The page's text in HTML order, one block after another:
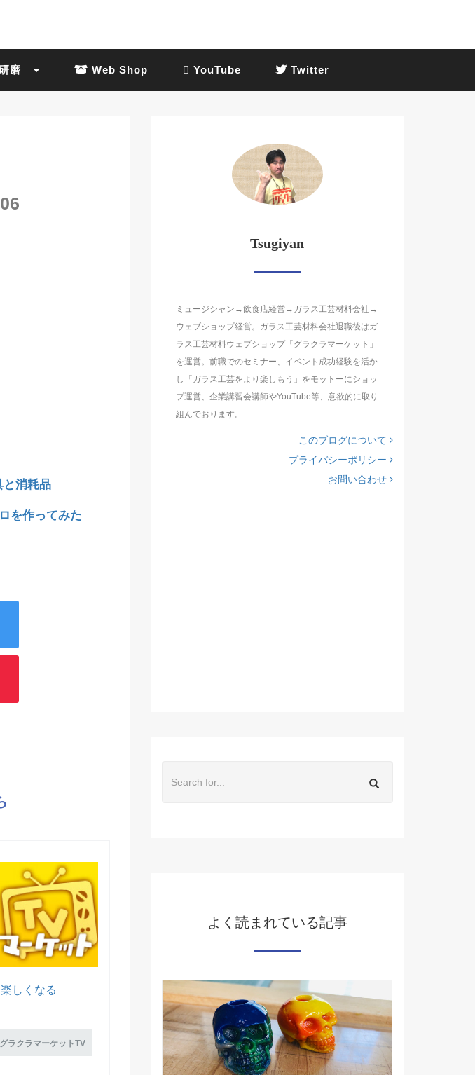
研磨 Web Shop YouTube Twitter
と消耗品
を作ってみた
しくなる
グラクラマーケットTV
Tsugiyan
ミュージシャン→飲食店経営→ガラス工芸材料会社→
ウェブショップ経営。ガラス工芸材料会社退職後はガ
ラス工芸材料ウェブショップ「グラクラマーケット」
を運営。前職でのセミナー、イベント成功経験を活か
し「ガラス工芸をより楽しもう」をモットーにショッ
プ運営、企業講習会講師やYouTube等、意欲的に取り
組んでおります。
このブログについて
プライバシーポリシー
お問い合わせ
よく読まれている記事